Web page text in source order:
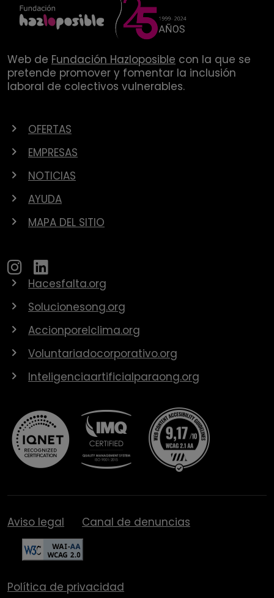
Web de Fundación Hazloposible con la que se
pretende promover y fomentar la inclusión
laboral de colectivos vulnerables.
OFERTAS
EMPRESAS
NOTICIAS
AYUDA
MAPA DEL SITIO
Hacesfalta.org
Solucionesong.org
Accionporelclima.org
Voluntariadocorporativo.org
Inteligenciaartificialparaong.org
Aviso legal Canal de denuncias
Política de privacidad